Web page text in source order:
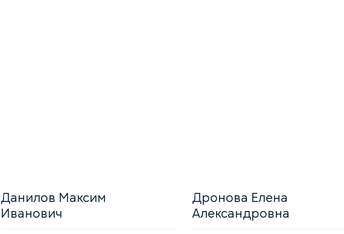
Данилов Максим
Иванович
Дронова Елена
Александровна